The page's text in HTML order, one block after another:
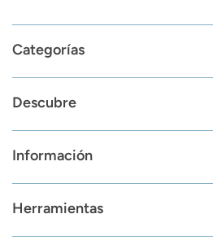
Categorías
Descubre
Información
Herramientas